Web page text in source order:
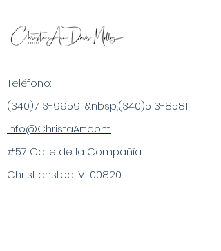
Teléfono:
(340)713-9959 |&nbsp;(340)513-8581
info@ChristaArt.com
#57 Calle de la Compañía
Christiansted, VI 00820